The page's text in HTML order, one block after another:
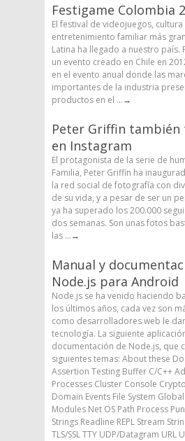
Festigame Colombia
El festival de videojuegos,
entretenimiento familiar más
Latina ha llegado a nuestro país.
un evento creado en Chile en
en el evento anual donde las
importantes de la industria
productos en el ...→
Peter Griffin también
en Instagram
El protagonista de la serie de
Familia, Peter Griffin ha
la red social de fotografía con
de su vida, y a pesar de ser un
ya ha superado los 200.000
dos semanas. Son unas fotos
las ...→
Manual y
Node.js para Android
Node.js se ha venido haciendo
los últimos años, cada vez son
como desarrolladores web le
tecnología. La siguiente
documentación de Node.js, que
siguientes temas: About these
Assertion Testing Buffer C/C++
Processes Cluster Console
Domain Events File System
Modules Net OS Path Process
Strings Readline REPL Stream
TLS/SSL TTY UDP/Datagram URL